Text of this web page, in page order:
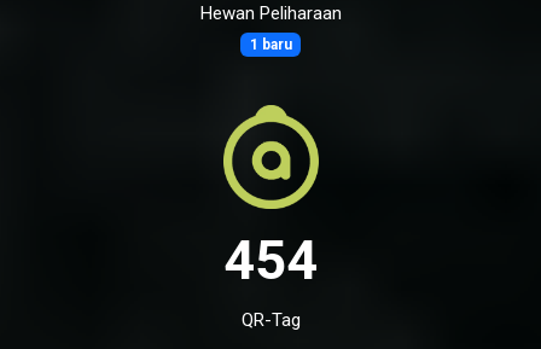
Hewan Peliharaan
1 baru
454
QR-Tag